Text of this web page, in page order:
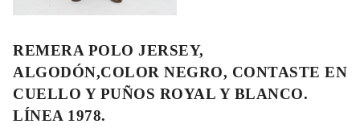
REMERA POLO JERSEY,
ALGODÓN,COLOR NEGRO, CONTASTE EN
CUELLO Y PUÑOS ROYAL Y BLANCO.
LÍNEA 1978.